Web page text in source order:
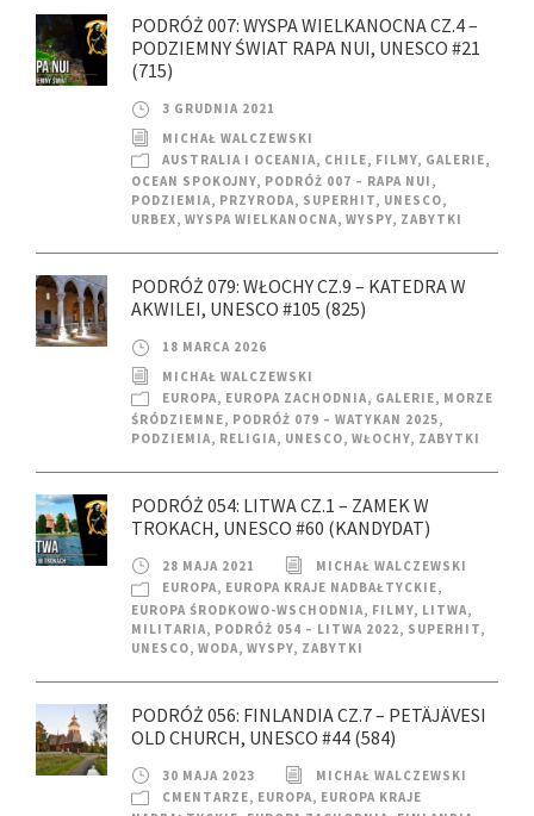
PODRÓŻ 007: WYSPA WIELKANOCNA CZ.4 –
PODZIEMNY ŚWIAT RAPA NUI, UNESCO #21
(715)
3 GRUDNIA 2021
MICHAŁ WALCZEWSKI
AUSTRALIA I OCEANIA, CHILE, FILMY, GALERIE,
OCEAN SPOKOJNY, PODRÓŻ 007 – RAPA NUI ,
PODZIEMIA, PRZYRODA, SUPERHIT, UNESCO,
URBEX, WYSPA WIELKANOCNA, WYSPY, ZABYTKI
PODRÓŻ 079: WŁOCHY CZ.9 – KATEDRA W
AKWILEI, UNESCO #105 (825)
18 MARCA 2026
MICHAŁ WALCZEWSKI
EUROPA, EUROPA ZACHODNIA, GALERIE, MORZE
ŚRÓDZIEMNE, PODRÓŻ 079 – WATYKAN 2025,
PODZIEMIA, RELIGIA, UNESCO, WŁOCHY, ZABYTKI
PODRÓŻ 054: LITWA CZ.1 – ZAMEK W
TROKACH, UNESCO #60 (KANDYDAT)
28 MAJA 2021
MICHAŁ WALCZEWSKI
EUROPA, EUROPA KRAJE NADBAŁTYCKIE,
EUROPA ŚRODKOWO-WSCHODNIA, FILMY, LITWA,
MILITARIA, PODRÓŻ 054 – LITWA 2022, SUPERHIT,
UNESCO, WODA, WYSPY, ZABYTKI
PODRÓŻ 056: FINLANDIA CZ.7 – PETÄJÄVESI
OLD CHURCH, UNESCO #44 (584)
30 MAJA 2023
MICHAŁ WALCZEWSKI
CMENTARZE, EUROPA, EUROPA KRAJE